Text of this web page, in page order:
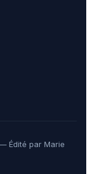
Édité par Marie